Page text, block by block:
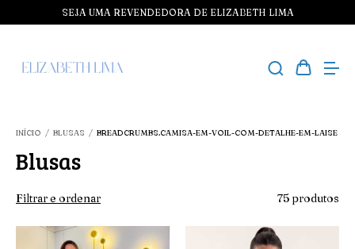
SEJA UMA REVENDEDORA DE ELIZABETH LIMA
INÍCIO / BLUSAS / BREADCRUMBS.CAMISA-EM-VOIL-COM-DETALHE-EM-LAISE
Blusas
Filtrar e ordenar 75 produtos